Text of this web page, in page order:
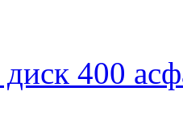
400